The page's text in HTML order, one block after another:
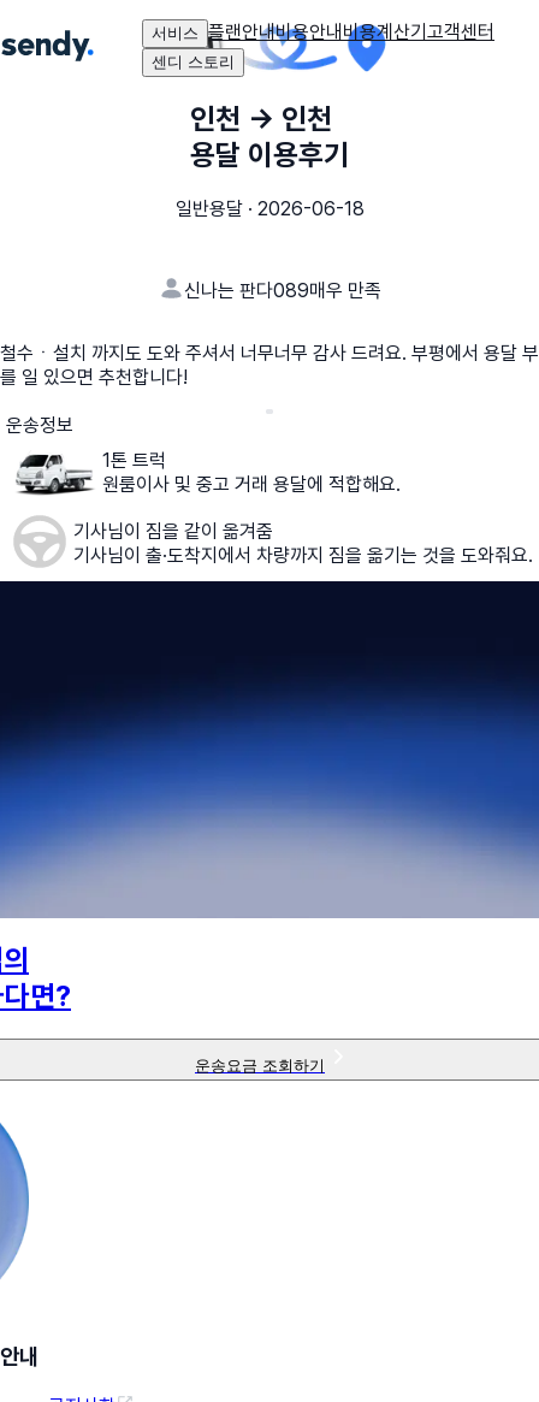
서비스 플랜안내비용안내비용계산기고객센터
센디 스토리
인천 → 인천
용달 이용후기
일반용달· 2026-06-18
신나는 판다089매우 만족
철수ㆍ설치 까지도 도와 주셔서 너무너무 감사 드려요. 부평에서 용달 부
를 일 있으면 추천합니다!
운송정보
1톤 트럭
원룸이사 및 중고 거래 용달에 적합해요.
기사님이 짐을 같이 옮겨줌
기사님이 출·도착지에서 차량까지 짐을 옮기는 것을 도와줘요.
면?
운송요금 조회하기
안내